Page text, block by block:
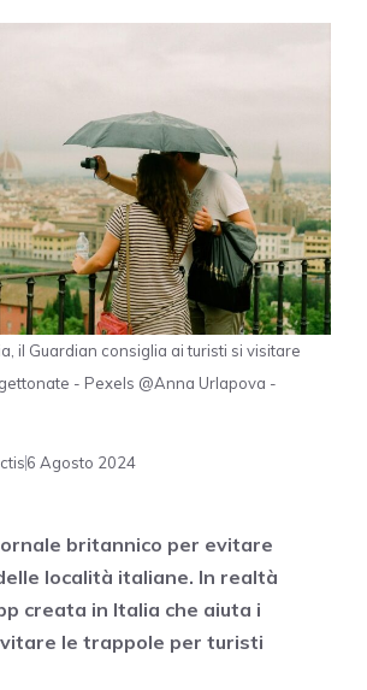
il Guardian consiglia ai turisti si visitare
- Pexels @Anna Urlapova -
6 Agosto 2024
britannico per evitare
località italiane. In realtà
creata in Italia che aiuta i
le trappole per turisti